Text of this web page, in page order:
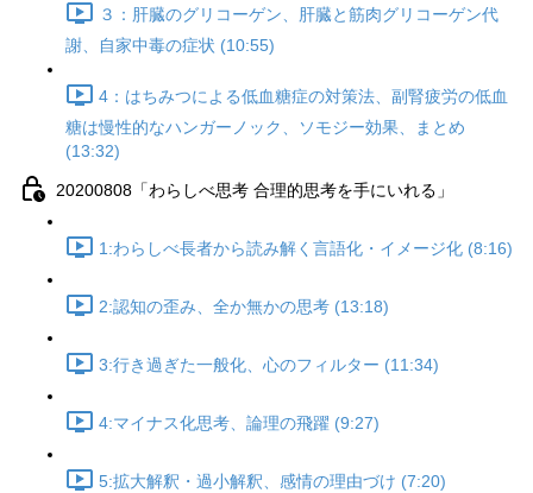
３：肝臓のグリコーゲン、肝臓と筋肉グリコーゲン代
謝、自家中毒の症状 (10:55)
4：はちみつによる低血糖症の対策法、副腎疲労の低血
糖は慢性的なハンガーノック、ソモジー効果、まとめ
(13:32)
20200808「わらしべ思考 合理的思考を手にいれる」
1:わらしべ長者から読み解く言語化・イメージ化 (8:16)
2:認知の歪み、全か無かの思考 (13:18)
3:行き過ぎた一般化、心のフィルター (11:34)
4:マイナス化思考、論理の飛躍 (9:27)
5:拡大解釈・過小解釈、感情の理由づけ (7:20)